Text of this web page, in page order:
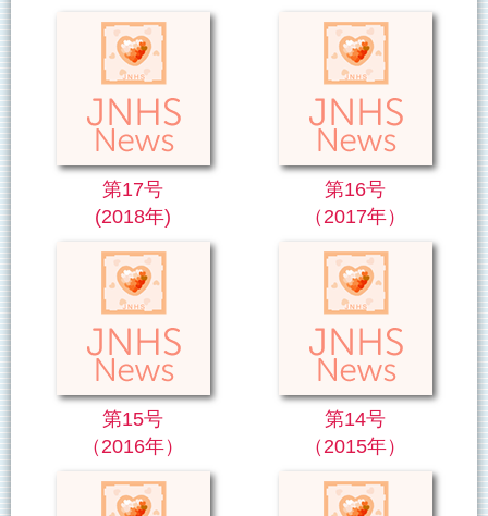
第17号
(2018年)
第16号
（2017年）
第15号
（2016年）
第14号
（2015年）